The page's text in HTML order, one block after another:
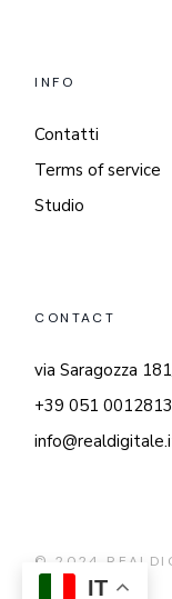
INFO
Contatti
Terms of service
Studio
CONTACT
via Saragozza
+39 051 0012813
© 2024
IT